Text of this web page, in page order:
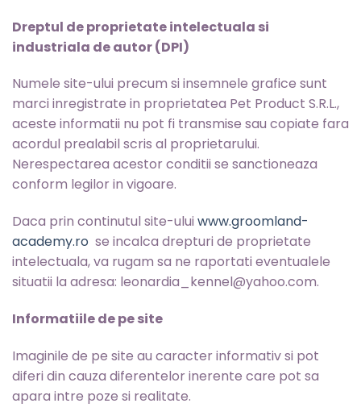
Dreptul de proprietate intelectuala si
industriala de autor (DPI)
Numele site-ului precum si insemnele grafice sunt
marci inregistrate in proprietatea Pet Product S.R.L.,
aceste informatii nu pot fi transmise sau copiate fara
acordul prealabil scris al proprietarului.
Nerespectarea acestor conditii se sanctioneaza
conform legilor in vigoare.
Daca prin continutul site-ului www.groomland-
academy.ro se incalca drepturi de proprietate
intelectuala, va rugam sa ne raportati eventualele
situatii la adresa: leonardia_kennel@yahoo.com.
Informatiile de pe site
Imaginile de pe site au caracter informativ si pot
diferi din cauza diferentelor inerente care pot sa
apara intre poze si realitate.